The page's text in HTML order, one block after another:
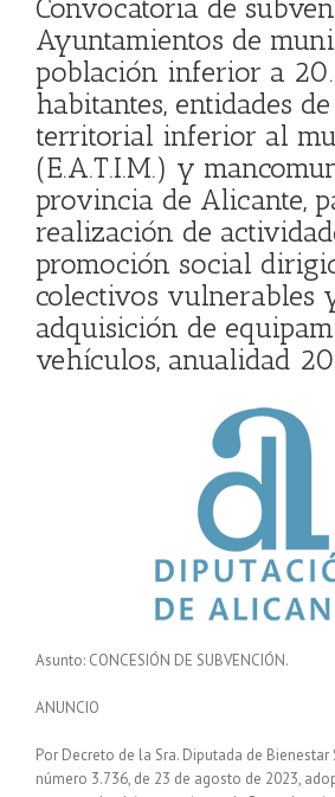
Convocatoria de
Ayuntamientos de
población inferior a
habitantes, entidades
territorial inferior al
(E.A.T.I.M.) y
provincia de Alicante,
realización de
promoción social
colectivos vulnerables
adquisición de
vehículos, anualidad
Asunto: CONCESIÓN DE SUBVENCIÓN.
ANUNCIO
Por Decreto de la Sra. Diputada de
número 3.736, de 23 de agosto de 2023,